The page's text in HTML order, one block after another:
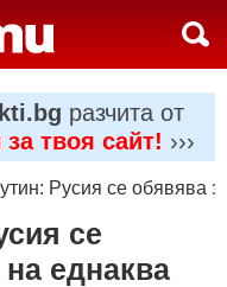
разчита от
за твоя сайт! ›››
Русия се обявява
се
еднаква